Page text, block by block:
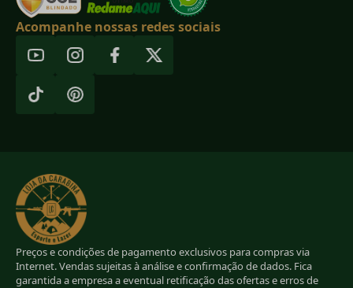
Acompanhe nossas redes sociais
Preços e condições de pagamento exclusivos para compras via
Internet. Vendas sujeitas à análise e confirmação de dados. Fica
garantida a empresa a eventual retificação das ofertas e erros de